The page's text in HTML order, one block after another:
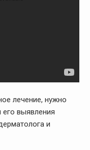
лечение, нужно
его выявления
и